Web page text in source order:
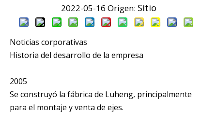
2022-05-16 Origen: Sitio
Noticias corporativas
Historia del desarrollo de la empresa
2005
Se construyó la fábrica de Luheng, principalmente
para el montaje y venta de ejes.